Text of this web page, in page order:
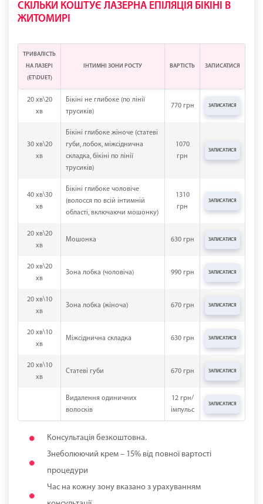
СКІЛЬКИ КОШТУЄ ЛАЗЕРНА ЕПІЛЯЦІЯ БІКІНІ В
ЖИТОМИРІ
20 хв\20
хв
Бікіні не глибоке (по лінії
трусиків)
770 грн ЗАПИСАТИСЯ
30 хв\20
хв
Бікіні глибоке жіноче (статеві
губи, лобок, міжсіднична
складка, бікіні по лінії
трусиків)
1070
грн
ЗАПИСАТИСЯ
40 хв\30
хв
Бікіні глибоке чоловіче
(волосся по всій інтимній
області, включаючи мошонку)
1310
грн
ЗАПИСАТИСЯ
20 хв\20
хв
Мошонка 630 грн ЗАПИСАТИСЯ
20 хв\20
хв
Зона лобка (чоловіча) 990 грн ЗАПИСАТИСЯ
20 хв\10
хв
Зона лобка (жіноча) 670 грн ЗАПИСАТИСЯ
20 хв\10
хв
Міжсіднична складка 630 грн ЗАПИСАТИСЯ
20 хв\10
хв
Статеві губи 670 грн ЗАПИСАТИСЯ
Видалення одиничних
волосків
12 грн/
імпульс
ЗАПИСАТИСЯ
ТРИВАЛІСТЬ
НА ЛАЗЕРІ
(ЕТ\DUET)
ІНТИМНІ ЗОНИ РОСТУ ВАРТІСТЬ ЗАПИСАТИСЯ
Консультація безкоштовна.
Знеболюючий крем – 15% від повної вартості
процедури
Час на кожну зону вказано з урахуванням